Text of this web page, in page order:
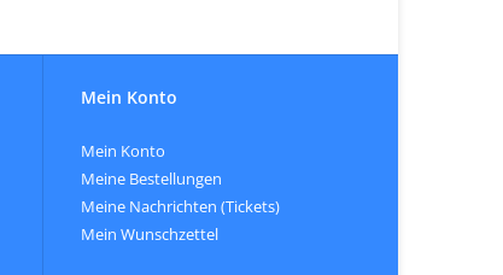
Mein Konto
Mein Konto
Meine Bestellungen
Meine Nachrichten (Tickets)
Mein Wunschzettel